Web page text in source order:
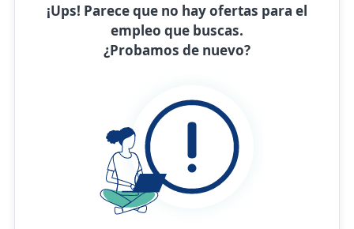
¡Ups! Parece que no hay ofertas para el
empleo que buscas.
¿Probamos de nuevo?